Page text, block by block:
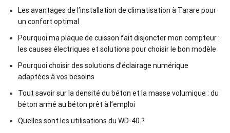
Les avantages de l’installation de climatisation à Tarare pour
un confort optimal
Pourquoi ma plaque de cuisson fait disjoncter mon compteur :
les causes électriques et solutions pour choisir le bon modèle
Pourquoi choisir des solutions d’éclairage numérique
adaptées à vos besoins
Tout savoir sur la densité du béton et la masse volumique : du
béton armé au béton prêt à l’emploi
Quelles sont les utilisations du WD-40 ?